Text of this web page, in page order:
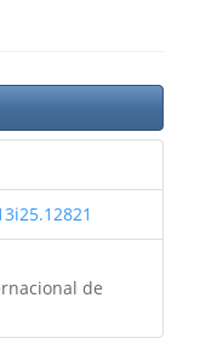
de